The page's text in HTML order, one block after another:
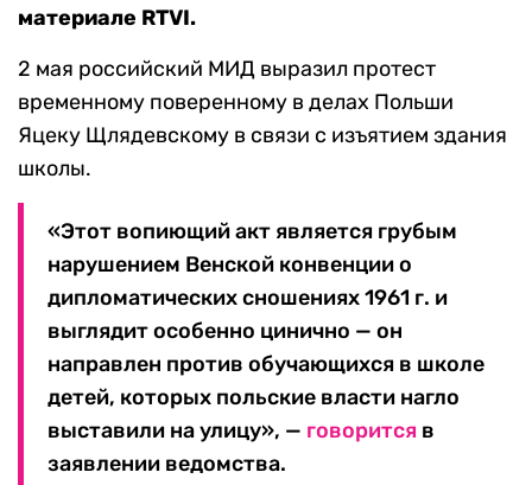
материале RTVI.
2 мая российский МИД выразил протест
временному поверенному в делах Польши
Яцеку Щлядевскому в связи с изъятием здания
школы.
«Этот вопиющий акт является грубым
нарушением Венской конвенции о
дипломатических сношениях 1961 г. и
выглядит особенно цинично — он
направлен против обучающихся в школе
детей, которых польские власти нагло
выставили на улицу», — говорится в
заявлении ведомства.